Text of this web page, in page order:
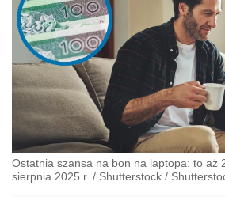
Ostatnia szansa na bon na laptopa: to aż
sierpnia 2025 r. / Shutterstock /